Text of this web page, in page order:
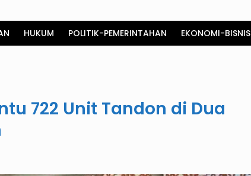
HUKUM POLITIK-PEMERINTAHAN EKONOMI-BISNIS
722 Unit Tandon di Dua